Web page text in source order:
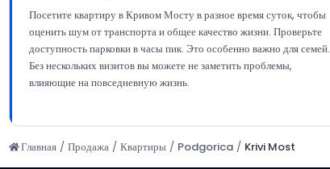
Посетите квартиру в Кривом Мосту в разное время суток, чтобы
оценить шум от транспорта и общее качество жизни. Проверьте
доступность парковки в часы пик. Это особенно важно для семей.
Без нескольких визитов вы можете не заметить проблемы,
влияющие на повседневную жизнь.
Главная / Продажа / Квартиры / Podgorica / Krivi Most